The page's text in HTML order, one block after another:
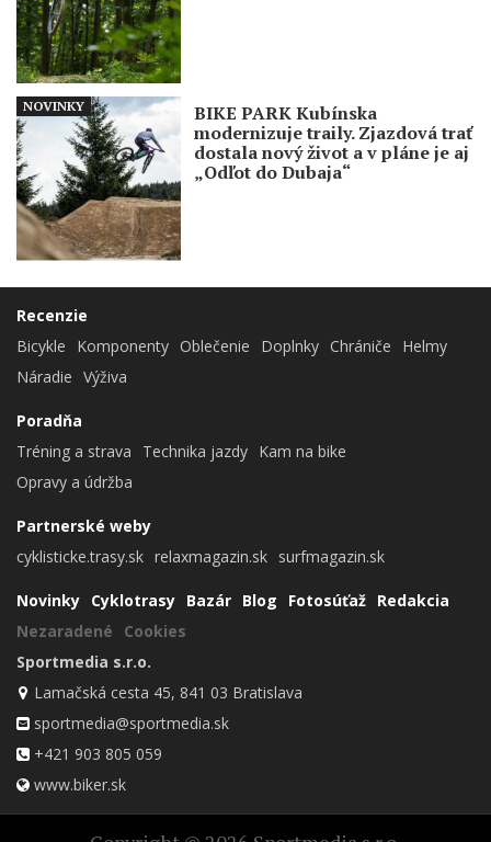
BIKE PARK Kubínska
modernizuje traily. Zjazdová trať
dostala nový život a v pláne je aj
„Odľot do Dubaja“
NOVINKY
Recenzie
Bicykle
Komponenty Oblečenie Doplnky Chrániče
Helmy
Náradie Výživa
Poradňa
Tréning a strava
Technika jazdy Kam na bike
Opravy a údržba
Partnerské weby
cyklisticke.trasy.sk relaxmagazin.sk surfmagazin.sk
Novinky Cyklotrasy Bazár Blog Fotosúťaž Redakcia
Nezaradené
Cookies
Sportmedia s.r.o.
Lamačská cesta 45, 841 03 Bratislava
sportmedia@sportmedia.sk
+421 903 805 059
www.biker.sk